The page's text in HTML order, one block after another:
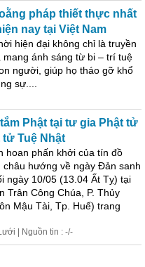
pháp thiết thực nhất
nay tại Việt Nam
hiện đại không chỉ là truyền
mang ánh sáng từ bi – trí tuệ
người, giúp họ tháo gỡ khổ
sự
Phật tại tư gia Phật tử
tử Tuệ Nhật
hoan phấn khởi của tín đồ
châu hướng về ngày Đản sanh
ngày 10/05 (13.04 Ất Tỵ) tại
Trân Công Chúa, P. Thủy
Mậu Tài, Tp. Huế) trang
| Nguồn tin : -/-